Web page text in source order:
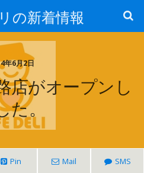
の新着情報
年6月2日
店がオープンし
た。
Pin Mail SMS